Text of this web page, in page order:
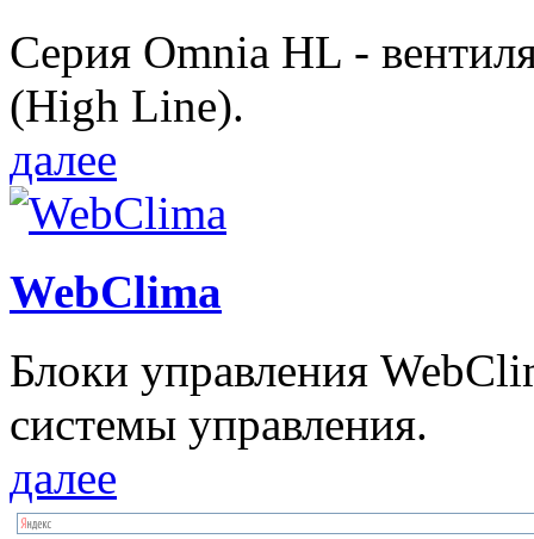
Серия Omnia HL -
(High Line).
далее
WebClima
Блоки упрaвлeния
системы управления.
далее